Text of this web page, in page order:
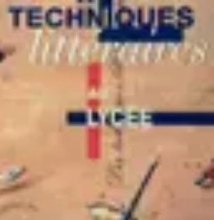
Stratégies de jeuAnalyse et
EntraînementTechniques et Tactiques